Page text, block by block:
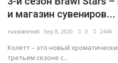
и магазин сувениров...
russianroot Sep 8, 2020 0 2446
Колетт – это новый
третьем сезоне с...